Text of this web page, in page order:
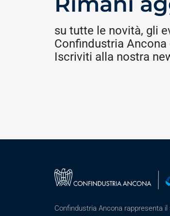
su tutte le novità, gli
Confindustria Ancona
Iscriviti alla nostra
Confindustria Ancona rappresenta